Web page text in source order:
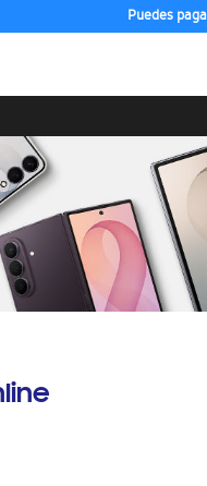
Puedes